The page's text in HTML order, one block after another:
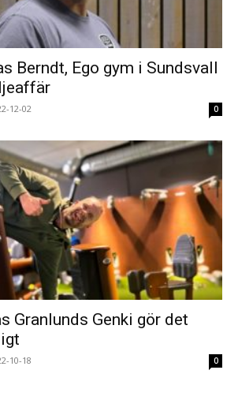
Berndt, Ego gym i Sundsvall
12-02 0
Granlunds Genki gör det
10-18 0